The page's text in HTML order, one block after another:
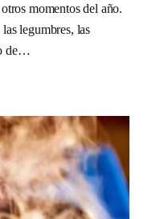
momentos del año.
legumbres, las
de…